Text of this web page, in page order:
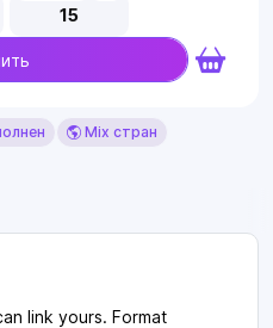
15
Mix стран
link yours. Format